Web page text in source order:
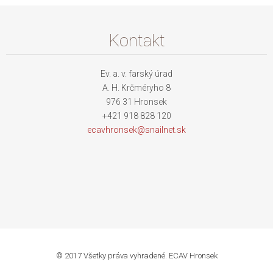
Kontakt
Ev. a. v. farský úrad
A. H. Krčméryho 8
976 31 Hronsek
+421 918 828 120
ecavhronsek@snailnet.sk
© 2017 Všetky práva vyhradené. ECAV Hronsek